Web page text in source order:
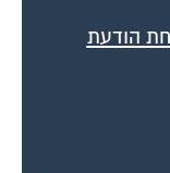
הודעת